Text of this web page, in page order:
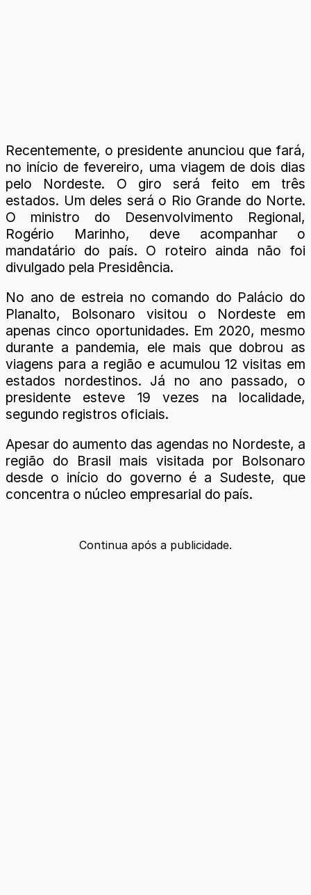
Recentemente, o presidente anunciou que fará,
no início de fevereiro, uma viagem de dois dias
pelo Nordeste. O giro será feito em três
estados. Um deles será o Rio Grande do Norte.
O ministro do Desenvolvimento Regional,
Rogério Marinho, deve acompanhar o
mandatário do país. O roteiro ainda não foi
divulgado pela Presidência.
No ano de estreia no comando do Palácio do
Planalto, Bolsonaro visitou o Nordeste em
apenas cinco oportunidades. Em 2020, mesmo
durante a pandemia, ele mais que dobrou as
viagens para a região e acumulou 12 visitas em
estados nordestinos. Já no ano passado, o
presidente esteve 19 vezes na localidade,
segundo registros oficiais.
Apesar do aumento das agendas no Nordeste, a
região do Brasil mais visitada por Bolsonaro
desde o início do governo é a Sudeste, que
concentra o núcleo empresarial do país.
Continua após a publicidade.